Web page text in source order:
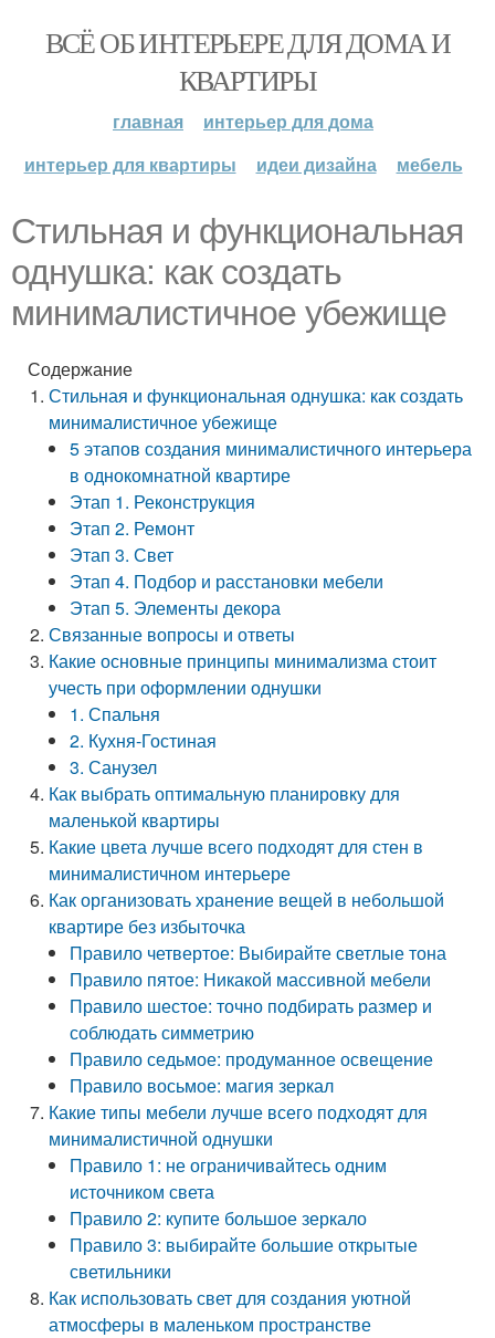
ВСЁ ОБ ИНТЕРЬЕРЕ ДЛЯ ДОМА И
КВАРТИРЫ
главная
интерьер для дома
интерьер для квартиры
идеи дизайна мебель
Стильная и функциональная
однушка: как создать
минималистичное убежище
Содержание
Стильная и функциональная однушка: как создать
минималистичное убежище
5 этапов создания минималистичного интерьера
в однокомнатной квартире
Этап 1. Реконструкция
Этап 2. Ремонт
Этап 3. Свет
Этап 4. Подбор и расстановки мебели
Этап 5. Элементы декора
Связанные вопросы и ответы
Какие основные принципы минимализма стоит
учесть при оформлении однушки
1. Спальня
2. Кухня-Гостиная
3. Санузел
Как выбрать оптимальную планировку для
маленькой квартиры
Какие цвета лучше всего подходят для стен в
минималистичном интерьере
Как организовать хранение вещей в небольшой
квартире без избыточка
Правило четвертое: Выбирайте светлые тона
Правило пятое: Никакой массивной мебели
Правило шестое: точно подбирать размер и
соблюдать симметрию
Правило седьмое: продуманное освещение
Правило восьмое: магия зеркал
Какие типы мебели лучше всего подходят для
минималистичной однушки
Правило 1: не ограничивайтесь одним
источником света
Правило 2: купите большое зеркало
Правило 3: выбирайте большие открытые
светильники
Как использовать свет для создания уютной
атмосферы в маленьком пространстве